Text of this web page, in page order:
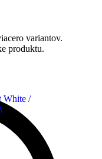
variantov.
produktu.